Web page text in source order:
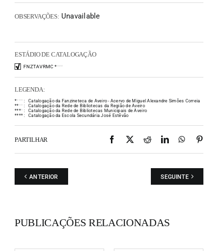
OBSERVAÇÕES: Unavailable
ESTÁDIO DE CATALOGAÇÃO
FNZTAVRMC ****
LEGENDA:
** * * :
Catalogação da Fanzineteca de Aveiro - Acervo de Miguel Alexandre Simões Correia
** * * :
Catalogação da Rede de Bibliotecas da Região de Aveiro
**** :
Catalogação da Rede de Bibliotecas Municipais de Aveiro
**** : Catalogação da Escola Secundária José Estêvão
PARTILHAR Facebook
X RedditLinkedIn
ANTERIOR SEGUINTE
PUBLICAÇÕES RELACIONADAS